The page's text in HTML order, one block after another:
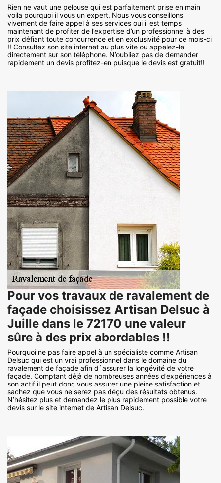
Rien ne vaut une pelouse qui est parfaitement prise en main
voila pourquoi il vous un expert. Nous vous conseillons
vivement de faire appel à ses services oui il est temps
maintenant de profiter de l’expertise d’un professionnel à des
prix défiant toute concurrence et en exclusivité pour ce mois-ci
!! Consultez son site internet au plus vite ou appelez-le
directement sur son téléphone. N’oubliez pas de demander
rapidement un devis profitez-en puisque le devis est gratuit!!
Pour vos travaux de ravalement de
façade choisissez Artisan Delsuc à
Juille dans le 72170 une valeur
sûre à des prix abordables !!
Pourquoi ne pas faire appel à un spécialiste comme Artisan
Delsuc qui est un vrai professionnel dans le domaine du
ravalement de façade afin d`assurer la longévité de votre
façade. Comptant déjà de nombreuses années d’expériences à
son actif il peut donc vous assurer une pleine satisfaction et
sachez que vous ne serez pas déçu des résultats obtenus.
N’hésitez plus et demandez le plus rapidement possible votre
devis sur le site internet de Artisan Delsuc.